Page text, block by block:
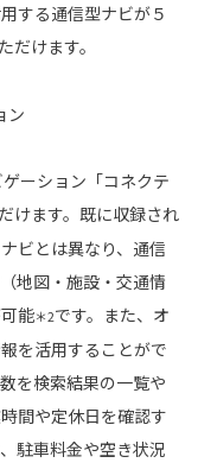
する通信型ナビが５
だけます。
ン
ーション「コネクテ
けます。既に収録され
ビとは異なり、通信
地図・施設・交通情
能＊2です。また、オ
を活用することがで
を検索結果の一覧や
間や定休日を確認す
駐車料金や空き状況